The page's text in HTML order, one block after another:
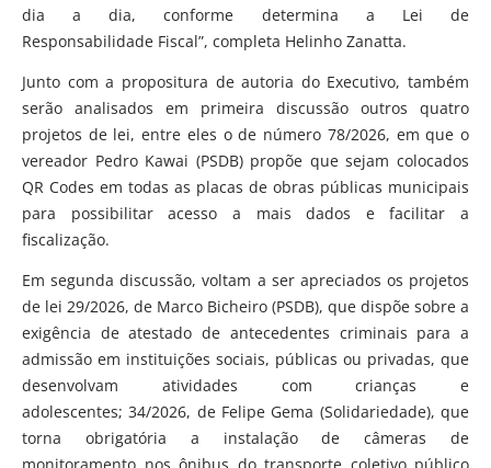
dia a dia, conforme determina a Lei de
Responsabilidade Fiscal”, completa Helinho Zanatta.
Junto com a propositura de autoria do Executivo, também
serão analisados em primeira discussão outros quatro
projetos de lei, entre eles o de número 78/2026, em que o
vereador Pedro Kawai (PSDB) propõe que sejam colocados
QR Codes em todas as placas de obras públicas municipais
para possibilitar acesso a mais dados e facilitar a
fiscalização.
Em segunda discussão, voltam a ser apreciados os projetos
de lei 29/2026, de Marco Bicheiro (PSDB), que dispõe sobre a
exigência de atestado de antecedentes criminais para a
admissão em instituições sociais, públicas ou privadas, que
desenvolvam atividades com crianças e
adolescentes; 34/2026, de Felipe Gema (Solidariedade), que
torna obrigatória a instalação de câmeras de